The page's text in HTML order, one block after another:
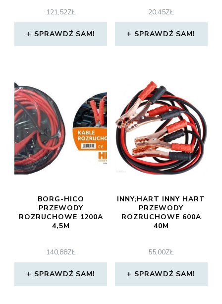
121,52ZŁ
SPRAWDŹ SAM!
20,45ZŁ
SPRAWDŹ SAM!
BORG-HICO
PRZEWODY
ROZRUCHOWE 1200A
4,5M
140,88ZŁ
SPRAWDŹ SAM!
INNY;HART INNY HART
PRZEWODY
ROZRUCHOWE 600A
40M
55,00ZŁ
SPRAWDŹ SAM!